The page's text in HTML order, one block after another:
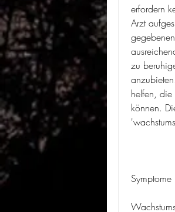
erfordern
Arzt
zu
helfen,
können.